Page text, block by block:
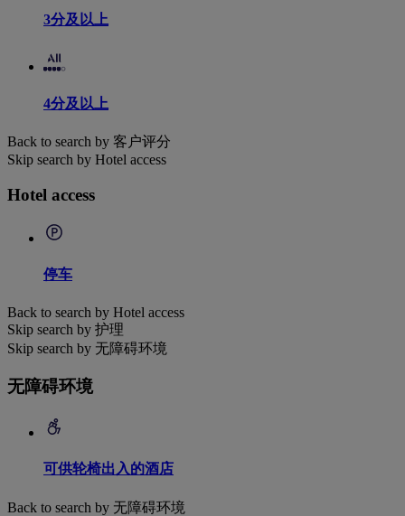
3分及以上
4分及以上
Back to search by 客户评分
Skip search by Hotel access
Hotel access
停车
Back to search by Hotel access
Skip search by 护理
Skip search by 无障碍环境
无障碍环境
可供轮椅出入的酒店
Back to search by 无障碍环境